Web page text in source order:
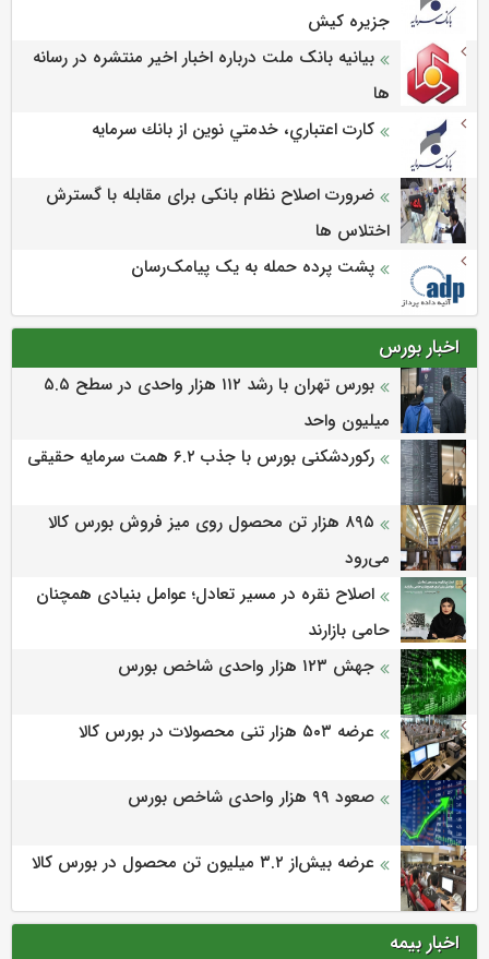
جزيره كيش
بیانیه بانک ملت درباره اخبار اخیر منتشره در رسانه
ها
كارت اعتباري، خدمتي نوين از بانك سرمايه
ضرورت اصلاح نظام بانکی برای مقابله با گسترش
اختلاس ها
پشت پرده حمله به یک پیامک‌رسان
اخبار بورس
بورس تهران با رشد ۱۱۲ هزار واحدی در سطح ۵.۵
میلیون واحد
رکوردشکنی بورس با جذب ۶.۲ همت سرمایه حقیقی
۸۹۵ هزار تن محصول روی میز فروش بورس کالا
می‌‌رود
اصلاح نقره در مسیر تعادل؛ عوامل بنیادی همچنان
حامی بازارند
جهش ۱۲۳ هزار واحدی شاخص بورس
عرضه ۵۰۳ هزار تنی محصولات در بورس کالا
صعود ۹۹ هزار واحدی شاخص بورس
عرضه بیش‌از ۳.۲ میلیون تن محصول در بورس کالا
اخبار بیمه